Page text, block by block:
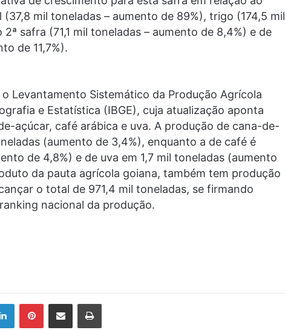
mil toneladas – aumento de 89%), trigo (174,5 mil
safra (71,1 mil toneladas – aumento de 8,4%) e de
de 11,7%).
Levantamento Sistemático da Produção Agrícola
e Estatística (IBGE), cuja atualização aponta
açúcar, café arábica e uva. A produção de cana-de-
(aumento de 3,4%), enquanto a de café é
de 4,8%) e de uva em 1,7 mil toneladas (aumento
da pauta agrícola goiana, também tem produção
o total de 971,4 mil toneladas, se firmando
nacional da produção.
LinkedinPinterestCompartilhar via e-mail Imprimir